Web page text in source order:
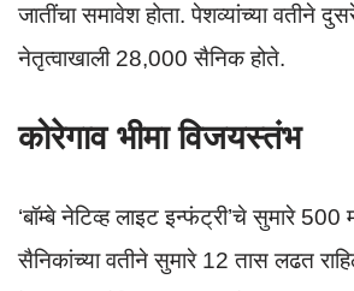
जातींचा समावेश होता. पेशव्यांच्या वतीने
नेतृत्वाखाली 28,000 सैनिक होते.
कोरेगाव भीमा विजयस्तंभ
‘बॉम्बे नेटिव्ह लाइट इन्फंट्री’चे सुमारे 500
सैनिकांच्या वतीने सुमारे 12 तास लढत